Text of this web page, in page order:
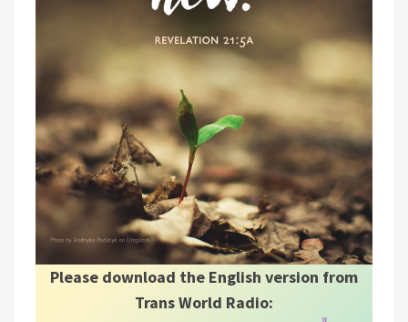
Please download the English version from
Trans World Radio: